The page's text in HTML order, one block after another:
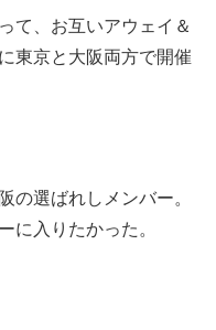
て、お互いアウェイ＆
東京と大阪両方で開催
の選ばれしメンバー。
に入りたかった。